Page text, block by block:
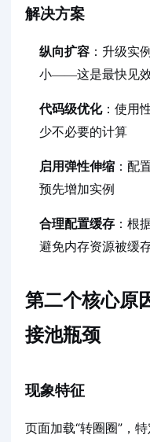
解决方案
纵向扩容 ：升级实
小——这是最快见
代码级优化：使用
少不必要的计算
启用弹性伸缩 ：配
预先增加实例
合理配置缓存 ：根
避免内存资源被缓
第二个核心原
接池瓶颈
现象特征
页面加载“转圈圈”，